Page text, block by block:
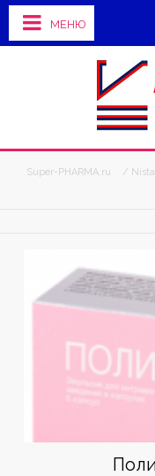
МЕНЮ
Super-PHARMA.ru /